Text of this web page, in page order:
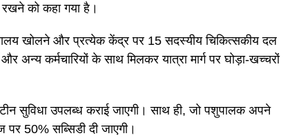
रखने को कहा गया है।
खोलने और प्रत्येक केंद्र पर 15 सदस्यीय चिकित्सकीय दल
अन्य कर्मचारियों के साथ मिलकर यात्रा मार्ग पर घोड़ा-खच्चरों
सुविधा उपलब्ध कराई जाएगी। साथ ही, जो पशुपालक अपने
50% सब्सिडी दी जाएगी।